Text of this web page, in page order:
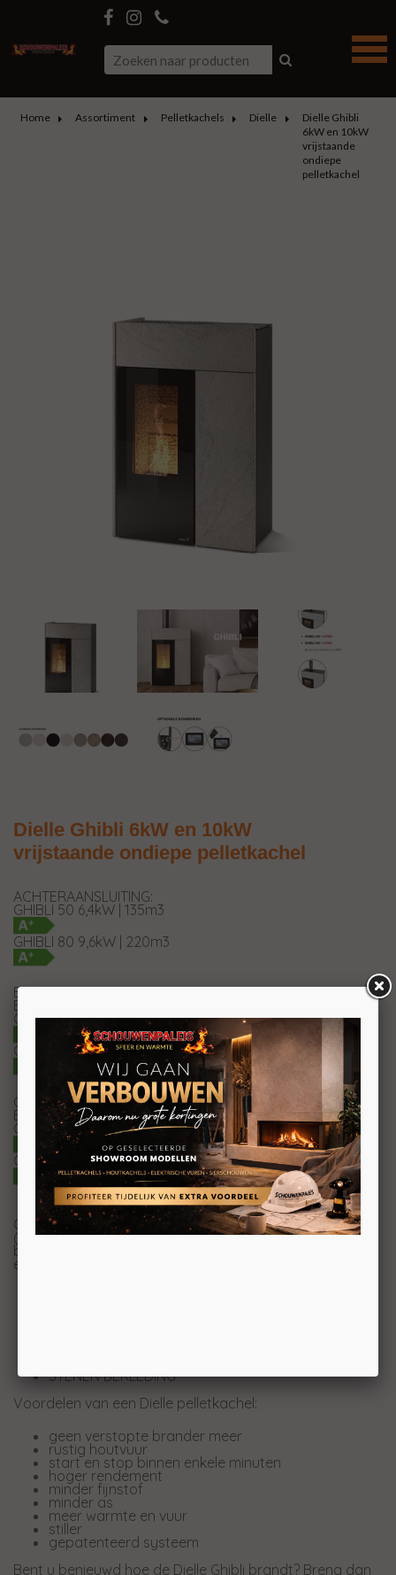
Home Assortiment Pelletkachels Dielle
Dielle Ghibli
6kW en 10kW
vrijstaande
ondiepe
pelletkachel
Dielle Ghibli 6kW en 10kW
vrijstaande ondiepe pelletkachel
ACHTERAANSLUITING:
GHIBLI 50 6,4kW | 135m3
GHIBLI 80 9,6kW | 220m3
BOVENAANSLUITING:
Bovenste rookafvoer ø80mm
GHIBLI 50 + UP80 | 135m3
GHIBLI 80 + UP80 | 220m3
CONCENTRISCHE BOVENAANSLUITING:
Bovenste rookafvoer ø80/130mm
GHIBLI 50 + UP130/80 | 135m3
GHIBLI 80 + UP130/80 | 220m3
Ghibli is een pelletkachel met natuurlijke convectie
(zonder ruimte ventilator) die, dankzij de stenen
bekleding en het grote reservoir, een laag verbruik en
een lange opwarmtijd garandeert.
STENEN BEKLEDING
Voordelen van een Dielle pelletkachel:
geen verstopte brander meer
rustig houtvuur
start en stop binnen enkele minuten
hoger rendement
minder fijnstof
minder as
meer warmte en vuur
stiller
gepatenteerd systeem
Bent u benieuwd hoe de Dielle Ghibli brandt? Breng dan